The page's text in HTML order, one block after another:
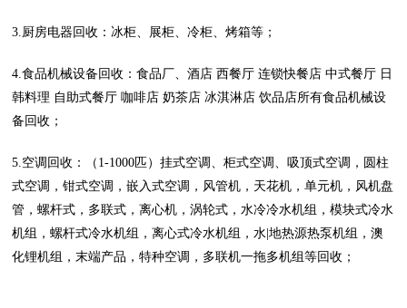
3.厨房电器回收：冰柜、展柜、冷柜、烤箱等；
4.食品机械设备回收：食品厂、酒店 西餐厅 连锁快餐店 中式餐厅 日
韩料理 自助式餐厅 咖啡店 奶茶店 冰淇淋店 饮品店所有食品机械设
备回收；
5.空调回收：（1-1000匹）挂式空调、柜式空调、吸顶式空调，圆柱
式空调，钳式空调，嵌入式空调，风管机，天花机，单元机，风机盘
管，螺杆式，多联式，离心机，涡轮式，水冷冷水机组，模块式冷水
机组，螺杆式冷水机组，离心式冷水机组，水|地热源热泵机组，澳
化锂机组，末端产品，特种空调，多联机一拖多机组等回收；